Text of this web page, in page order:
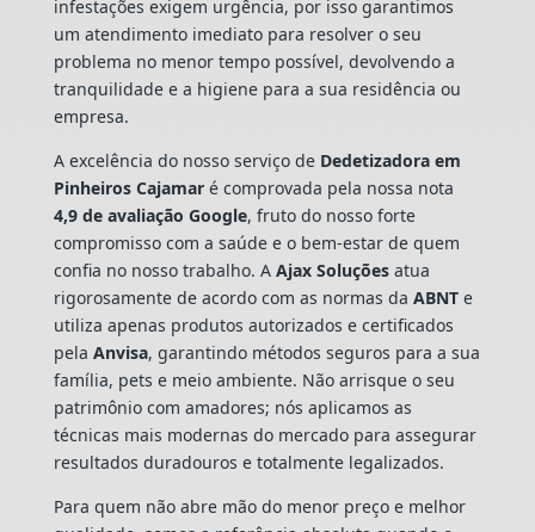
infestações exigem urgência, por isso garantimos
um atendimento imediato para resolver o seu
problema no menor tempo possível, devolvendo a
tranquilidade e a higiene para a sua residência ou
empresa.
A excelência do nosso serviço de Dedetizadora em
Pinheiros Cajamaré comprovada pela nossa nota
4,9 de avaliação Google, fruto do nosso forte
compromisso com a saúde e o bem-estar de quem
confia no nosso trabalho. A Ajax Soluçõesatua
rigorosamente de acordo com as normas da ABNTe
utiliza apenas produtos autorizados e certificados
pela Anvisa, garantindo métodos seguros para a sua
família, pets e meio ambiente. Não arrisque o seu
patrimônio com amadores; nós aplicamos as
técnicas mais modernas do mercado para assegurar
resultados duradouros e totalmente legalizados.
Para quem não abre mão do menor preço e melhor